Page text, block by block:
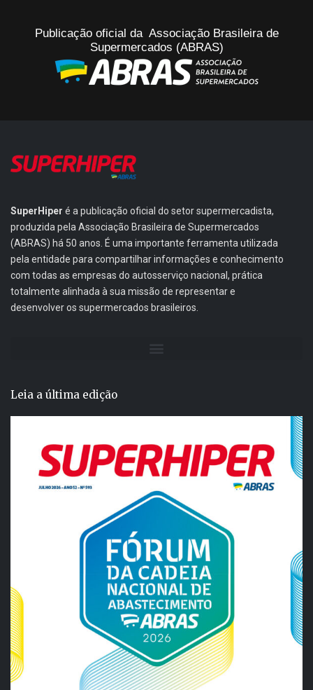
Publicação oficial da Associação Brasileira de
Supermercados (ABRAS)
SuperHiper é a publicação oficial do setor supermercadista,
produzida pela Associação Brasileira de Supermercados
(ABRAS) há 50 anos. É uma importante ferramenta utilizada
pela entidade para compartilhar informações e conhecimento
com todas as empresas do autosserviço nacional, prática
totalmente alinhada à sua missão de representar e
desenvolver os supermercados brasileiros.
Leia a última edição